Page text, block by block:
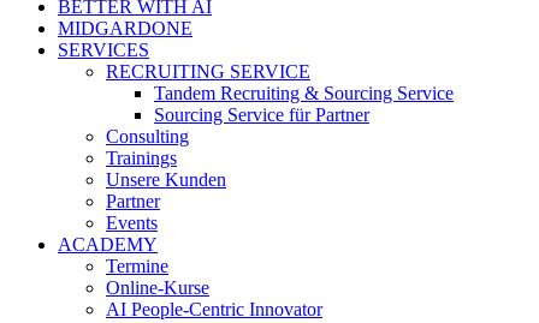
BETTER WITH AI
MIDGARDONE
SERVICES
RECRUITING SERVICE
Tandem Recruiting & Sourcing Service
Sourcing Service für Partner
Consulting
Trainings
Unsere Kunden
Partner
Events
ACADEMY
Termine
Online-Kurse
AI People-Centric Innovator